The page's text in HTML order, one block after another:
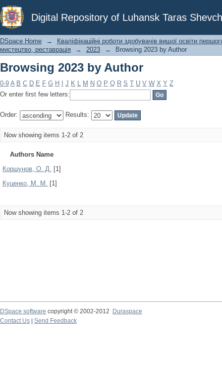
Digital Repository of Luhansk Taras
Browsing 2023 by Author
DSpace Home →
Кваліфікаційні роботи здобувачів вищої освіти
мистецтво, реставрація
→ 2023 → Browsing 2023 by Author
Browsing 2023 by Author
0-9 A B C D E F G H J K L M N O P Q R S T U V W X Y Z
Or enter first few letters:
Order: Results:
Now showing items 1-2 of 2
Authors Name
Коршунов, О. Д. [1]
Куценко, М. М. [1]
Now showing items 1-2 of 2
DSpace software copyright © 2002-2012
Duraspace
Contact Us
Send Feedback